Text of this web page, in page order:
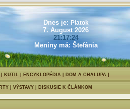
Dnes je: Piatok
7. August 2026
21:17:24
Meniny má: Štefánia
KUTIL ENCYKLOPÉDIA DOM A CHALUPA
VÝSTAVY| DISKUSIE K ČLÁNKOM
Typicky voňavá, a predsa o nej tak
vieme.